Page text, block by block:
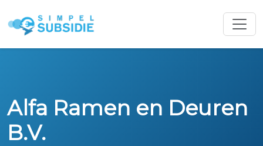
Alfa Ramen en Deuren
B.V.